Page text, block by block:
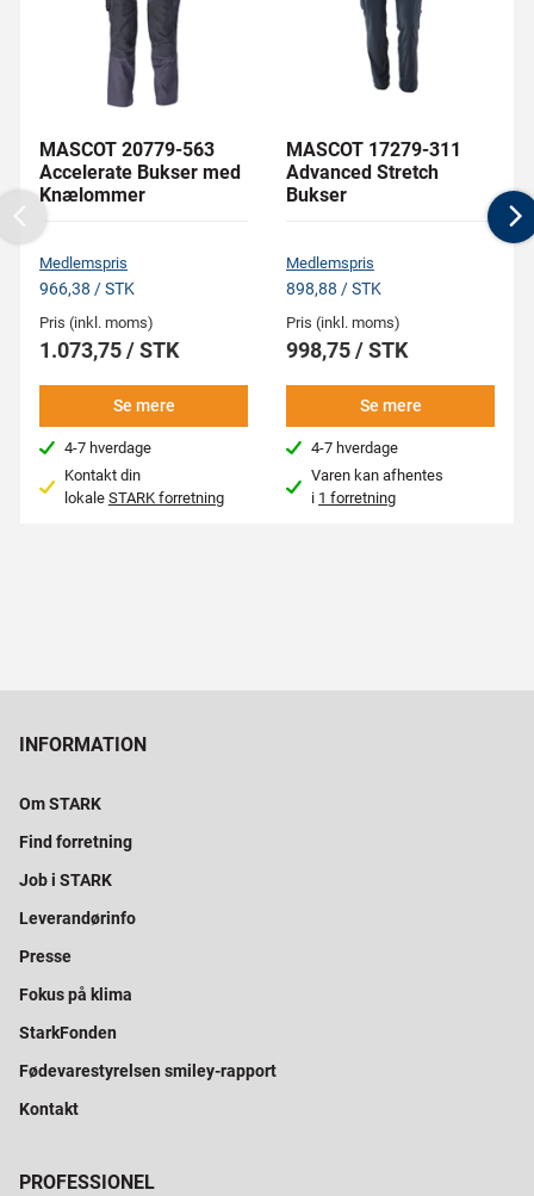
MASCOT 20779-563
Accelerate Bukser med
Knælommer
Medlemspris
966,38 / STK
Pris (inkl. moms)
1.073,75 / STK
Se mere
4-7 hverdage
Kontakt din
lokale STARK forretning
MASCOT 17279-311
Advanced Stretch
Bukser
Medlemspris
898,88 / STK
Pris (inkl. moms)
998,75 / STK
Se mere
4-7 hverdage
Varen kan afhentes
i 1 forretning
Previous
INFORMATION
Om STARK
Find forretning
Job i STARK
Leverandørinfo
Presse
Fokus på klima
StarkFonden
Fødevarestyrelsen smiley-rapport
Kontakt
PROFESSIONEL